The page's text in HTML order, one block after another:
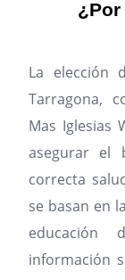
La elección
Tarragona,
Mas Iglesias
asegurar el
correcta
se basan en
educación
información